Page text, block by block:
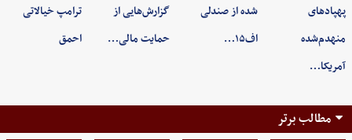
پهپادهای
منهدم‌شده
آمریکا…
شده از صندلی
اف۱۵…
گزارش‌هایی از
حمایت مالی…
ترامپ خیالاتی
احمق
مطالب برتر